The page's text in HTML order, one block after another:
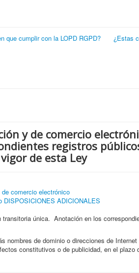
que cumplir con la LOPD RGPD?
¿Estas
y de comercio
registros
de esta Ley
comercio electrónico
ADICIONALES
única. Anotación en los
nombres de dominio o direcciones de Internet
constitutivos o de publicidad, en el plazo